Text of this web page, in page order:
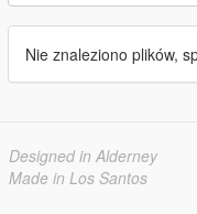
Nie znaleziono plików,
Designed in Alderney
Made in Los Santos